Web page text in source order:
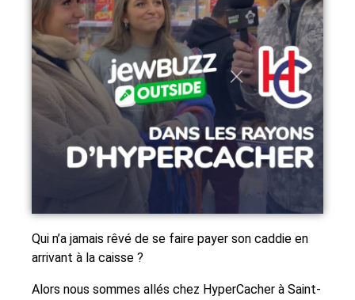
Qui n’a jamais rêvé de se faire payer son caddie en
arrivant à la caisse ?
Alors nous sommes allés chez HyperCacher à Saint-